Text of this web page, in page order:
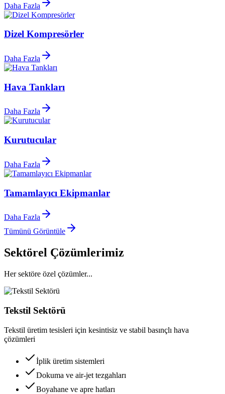
Daha Fazla
Dizel Kompresörler
Daha Fazla
Hava Tankları
Daha Fazla
Kurutucular
Daha Fazla
Tamamlayıcı Ekipmanlar
Daha Fazla
Tümünü Görüntüle
Sektörel Çözümlerimiz
Her sektöre özel çözümler...
Tekstil Sektörü
Tekstil üretim tesisleri için kesintisiz ve stabil basınçlı hava
çözümleri
İplik üretim sistemleri
Dokuma ve air-jet tezgahları
Boyahane ve apre hatları